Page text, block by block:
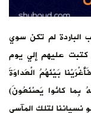
الباردة لم تكن سوي
كتبت عليهم إلي يوم
بَيْنَهُمُ الْعَداوَةَ
بِما كانُوا يَصْنَعُونَ)
هو نسياننا لتلك المآسي